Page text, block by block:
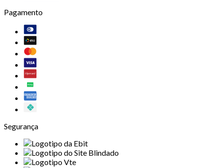
Pagamento
Segurança